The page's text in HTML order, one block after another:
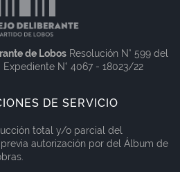
de Lobos Resolución N° 599 del
N° 4067 - 18023/22
DE SERVICIO
total y/o parcial del
autorización por del Álbum de